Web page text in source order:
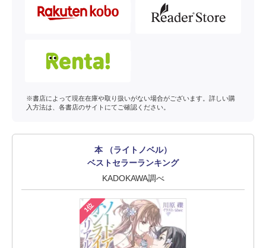
※書店によって現在在庫や取り扱いがない場合がございます。詳しい購
入方法は、各書店のサイトにてご確認ください。
本 （ライトノベル）
ベストセラーランキング
KADOKAWA調べ
1位